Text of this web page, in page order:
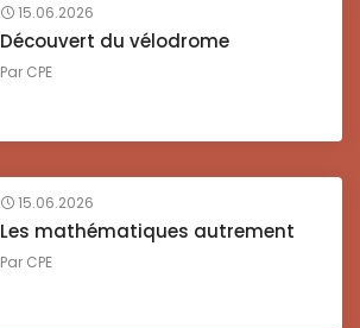
15.06.2026
Découvert du vélodrome
Par CPE
15.06.2026
Les mathématiques autrement
Par CPE